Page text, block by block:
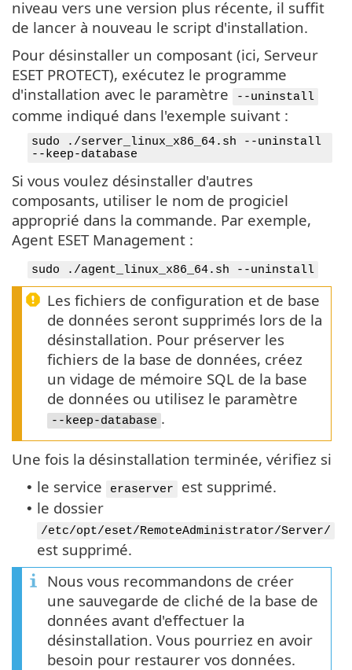
niveau vers une version plus récente, il suffit
de lancer à nouveau le script d'installation.
Pour désinstaller un composant (ici, Serveur
ESET PROTECT), exécutez le programme
d'installation avec le paramètre
--uninstall
comme indiqué dans l'exemple suivant :
sudo ./server_linux_x86_64.sh --uninstall
--keep-database
Si vous voulez désinstaller d'autres
composants, utiliser le nom de progiciel
approprié dans la commande. Par exemple,
Agent ESET Management :
sudo ./agent_linux_x86_64.sh --uninstall
Les fichiers de configuration et de base
de données seront supprimés lors de la
désinstallation. Pour préserver les
fichiers de la base de données, créez
un vidage de mémoire SQL de la base
de données ou utilisez le paramètre
--keep-database .
Une fois la désinstallation terminée, vérifiez si
• le service eraserver est supprimé.
• le dossier
/etc/opt/eset/RemoteAdministrator/Server/
est supprimé.
Nous vous recommandons de créer
une sauvegarde de cliché de la base de
données avant d'effectuer la
désinstallation. Vous pourriez en avoir
besoin pour restaurer vos données.